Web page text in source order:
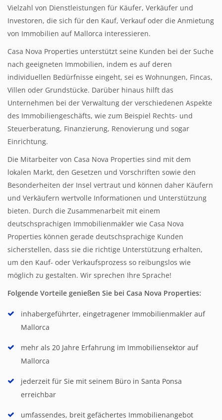
Vielzahl von Dienstleistungen für Käufer, Verkäufer und
Investoren, die sich für den Kauf, Verkauf oder die Anmietung
von Immobilien auf Mallorca interessieren.
Casa Nova Properties unterstützt seine Kunden bei der Suche
nach geeigneten Immobilien, indem es auf deren
individuellen Bedürfnisse eingeht, sei es Wohnungen, Fincas,
Villen oder Grundstücke. Darüber hinaus hilft das
Unternehmen bei der Verwaltung der verschiedenen Aspekte
des Immobiliengeschäfts, wie zum Beispiel Rechts- und
Steuerberatung, Finanzierung, Renovierung und sogar
Einrichtung.
Die Mitarbeiter von Casa Nova Properties sind mit dem
lokalen Markt, den Gesetzen und Vorschriften sowie den
Besonderheiten der Insel vertraut und können daher Käufern
und Verkäufern wertvolle Informationen und Unterstützung
bieten. Durch die Zusammenarbeit mit einem
deutschsprachigen Immobilienmakler wie Casa Nova
Properties können gerade deutschsprachige Kunden
sicherstellen, dass sie die richtige Unterstützung erhalten,
um den Kauf- oder Verkaufsprozess so reibungslos wie
möglich zu gestalten. Wir sprechen Ihre Sprache!
Folgende Vorteile genießen Sie bei Casa Nova Properties:
inhabergeführter, eingetragener Immobilienmakler auf
Mallorca
mehr als 20 Jahre Erfahrung im Immobiliensektor auf
Mallorca
jederzeit für Sie mit seinem Büro in Santa Ponsa
erreichbar
umfassendes, breit gefächertes Immobilienangebot